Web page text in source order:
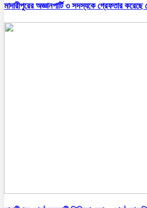
মাদারীপুরের অজ্ঞানপার্টি ৩ সদস্যকে গ্রেফতার করেছে